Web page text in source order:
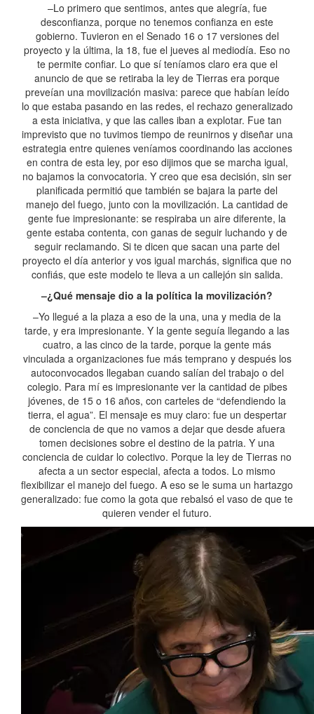
–Lo primero que sentimos, antes que alegría, fue
desconfianza, porque no tenemos confianza en este
gobierno. Tuvieron en el Senado 16 o 17 versiones del
proyecto y la última, la 18, fue el jueves al mediodía. Eso no
te permite confiar. Lo que sí teníamos claro era que el
anuncio de que se retiraba la ley de Tierras era porque
preveían una movilización masiva: parece que habían leído
lo que estaba pasando en las redes, el rechazo generalizado
a esta iniciativa, y que las calles iban a explotar. Fue tan
imprevisto que no tuvimos tiempo de reunirnos y diseñar una
estrategia entre quienes veníamos coordinando las acciones
en contra de esta ley, por eso dijimos que se marcha igual,
no bajamos la convocatoria. Y creo que esa decisión, sin ser
planificada permitió que también se bajara la parte del
manejo del fuego, junto con la movilización. La cantidad de
gente fue impresionante: se respiraba un aire diferente, la
gente estaba contenta, con ganas de seguir luchando y de
seguir reclamando. Si te dicen que sacan una parte del
proyecto el día anterior y vos igual marchás, significa que no
confiás, que este modelo te lleva a un callejón sin salida.
–¿Qué mensaje dio a la política la movilización?
–Yo llegué a la plaza a eso de la una, una y media de la
tarde, y era impresionante. Y la gente seguía llegando a las
cuatro, a las cinco de la tarde, porque la gente más
vinculada a organizaciones fue más temprano y después los
autoconvocados llegaban cuando salían del trabajo o del
colegio. Para mí es impresionante ver la cantidad de pibes
jóvenes, de 15 o 16 años, con carteles de “defendiendo la
tierra, el agua”. El mensaje es muy claro: fue un despertar
de conciencia de que no vamos a dejar que desde afuera
tomen decisiones sobre el destino de la patria. Y una
conciencia de cuidar lo colectivo. Porque la ley de Tierras no
afecta a un sector especial, afecta a todos. Lo mismo
flexibilizar el manejo del fuego. A eso se le suma un hartazgo
generalizado: fue como la gota que rebalsó el vaso de que te
quieren vender el futuro.